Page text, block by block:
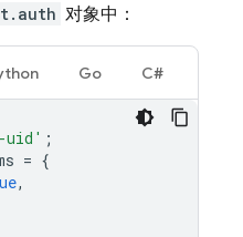
对象中：
Go C#
uid' ;
= {
,